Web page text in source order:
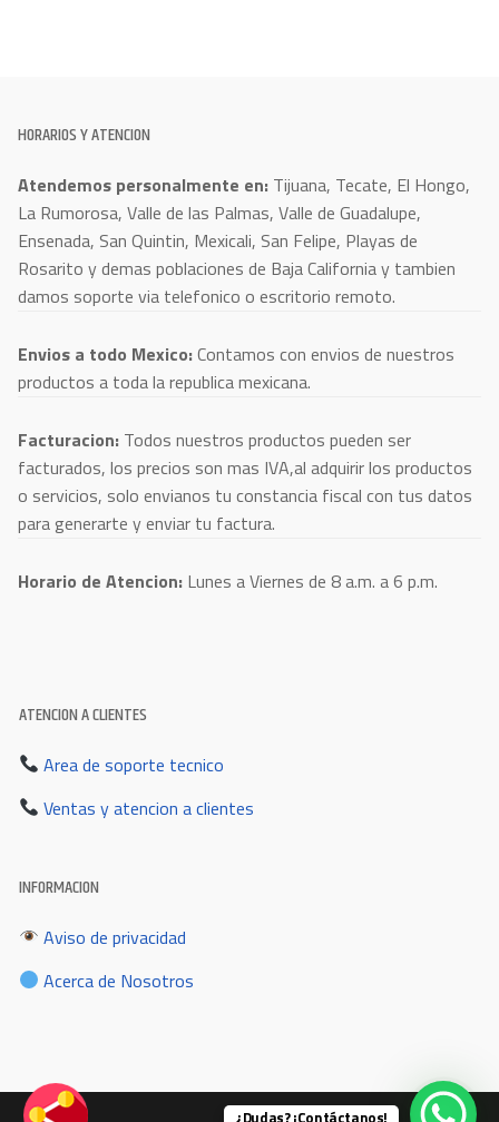
HORARIOS Y ATENCION
Atendemos personalmente en: Tijuana, Tecate, El Hongo,
La Rumorosa, Valle de las Palmas, Valle de Guadalupe,
Ensenada, San Quintin, Mexicali, San Felipe, Playas de
Rosarito y demas poblaciones de Baja California y tambien
damos soporte via telefonico o escritorio remoto.
Envios a todo Mexico:Contamos con envios de nuestros
productos a toda la republica mexicana.
Facturacion: Todos nuestros productos pueden ser
facturados, los precios son mas IVA,al adquirir los productos
o servicios, solo envianos tu constancia fiscal con tus datos
para generarte y enviar tu factura.
Horario de Atencion: Lunes a Viernes de 8 a.m. a 6 p.m.
ATENCION A CLIENTES
Area de soporte tecnico
Ventas y atencion a clientes
INFORMACION
Aviso de privacidad
Acerca de Nosotros
¿Dudas? ¡Contáctanos!